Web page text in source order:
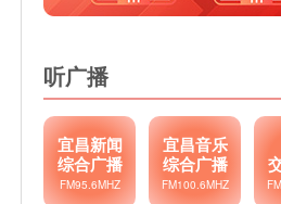
听广播
宜昌新闻
综合广播
FM95.6MHZ
宜昌音乐
综合广播
FM100.6MHZ